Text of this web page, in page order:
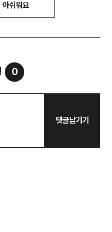
아쉬워요
0
댓글남기기